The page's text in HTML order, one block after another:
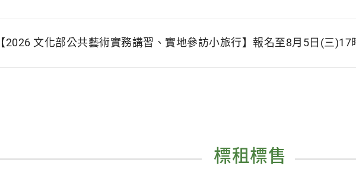
【2026 文化部公共藝術實務講習、實地參訪小旅行】報名至8月5日(三)17
標租標售